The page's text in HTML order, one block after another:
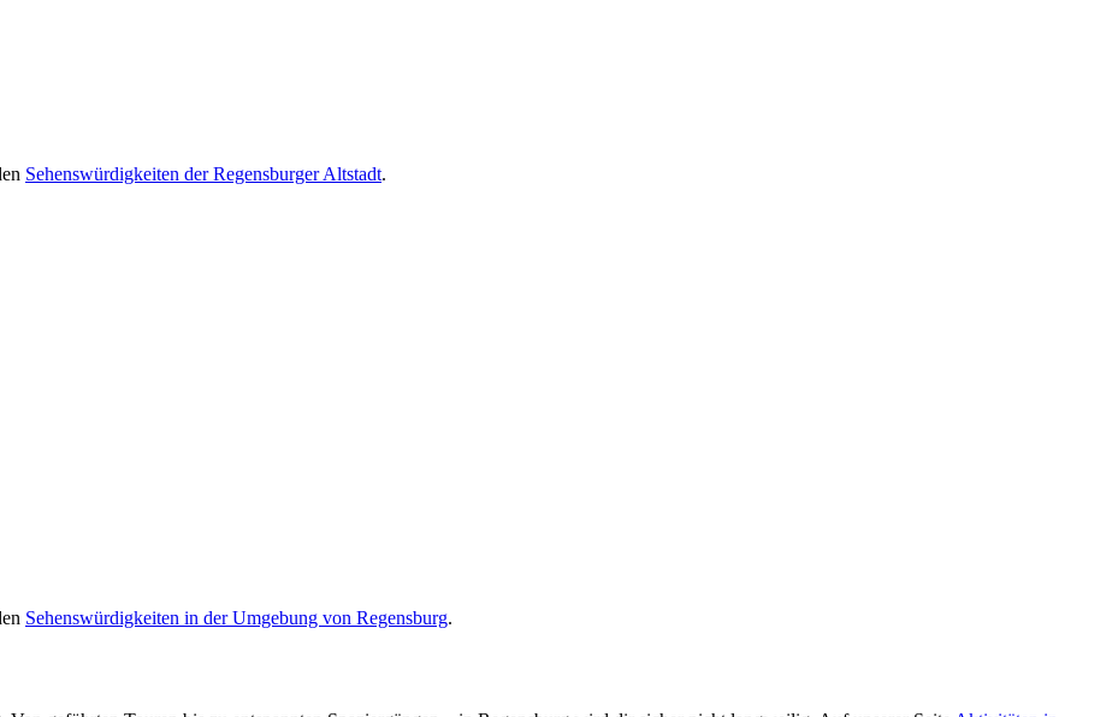
Sehenswürdigkeiten der Regensburger Altstadt.
Sehenswürdigkeiten in der Umgebung von Regensburg.